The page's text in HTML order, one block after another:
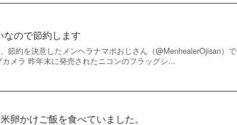
ので節約します
節約を決意したメンヘラナマポおじさん（@MenhealerOjisan）で
メラ 昨年末に発売されたニコンのフラッグシ...
卵かけご飯を食べていました。